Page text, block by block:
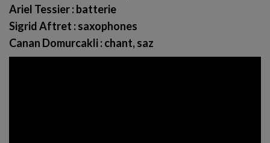
Ariel Tessier: batterie
Sigrid Aftret : saxophones
Canan Domurcakli: chant, saz